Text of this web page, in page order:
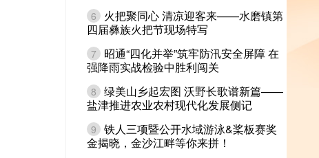
6
火把聚同心 清凉迎客来——水磨镇第
四届彝族火把节现场特写
7
昭通“四化并举”筑牢防汛安全屏障 在
强降雨实战检验中胜利闯关
8 绿美山乡起宏图 沃野长歌谱新篇——
盐津推进农业农村现代化发展侧记
9 铁人三项暨公开水域游泳&桨板赛奖
金揭晓，金沙江畔等你来拼！